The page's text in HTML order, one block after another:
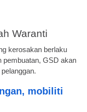
Waranti
kerosakan berlaku
pembuatan, GSD akan
mobiliti